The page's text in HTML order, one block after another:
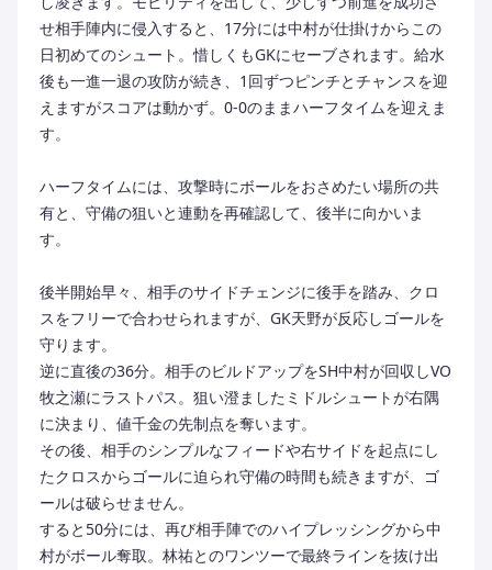
せ相手陣内に侵入すると、17分には中村が仕掛けからこの
日初めてのシュート。惜しくもGKにセーブされます。給水
後も一進一退の攻防が続き、1回ずつピンチとチャンスを迎
えますがスコアは動かず。0-0のままハーフタイムを迎えま
す。
ハーフタイムには、攻撃時にボールをおさめたい場所の共
有と、守備の狙いと連動を再確認して、後半に向かいま
す。
後半開始早々、相手のサイドチェンジに後手を踏み、クロ
スをフリーで合わせられますが、GK天野が反応しゴールを
守ります。
逆に直後の36分。相手のビルドアップをSH中村が回収しVO
牧之瀬にラストパス。狙い澄ましたミドルシュートが右隅
に決まり、値千金の先制点を奪います。
その後、相手のシンプルなフィードや右サイドを起点にし
たクロスからゴールに迫られ守備の時間も続きますが、ゴ
ールは破らせません。
すると50分には、再び相手陣でのハイプレッシングから中
村がボール奪取。林祐とのワンツーで最終ラインを抜け出